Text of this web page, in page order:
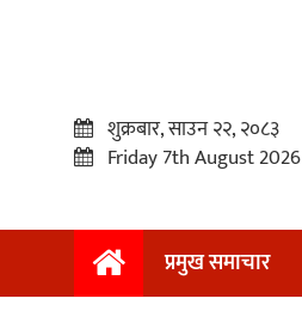
प्रमुख
शुक्रबार, साउन २२, २०८३
Friday 7th August 2026
प्रमुख समाचार